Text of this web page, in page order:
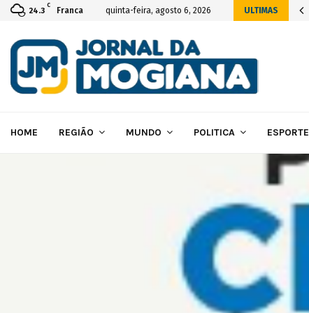
24.3
C
Franca quinta-feira, agosto 6, 2026 ULTIMAS
da construção das novas instalações…
HOME REGIÃO MUNDO POLITICA ESPORTE